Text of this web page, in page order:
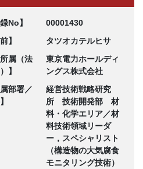
No】
00001430
】
タツオカテルヒサ
所属（法
】
東京電力ホールディ
ングス株式会社
属部署／
経営技術戦略研究
所 技術開発部 材
料・化学エリア／材
料技術領域リーダ
ー，スペシャリスト
（構造物の大気腐食
モニタリング技術）